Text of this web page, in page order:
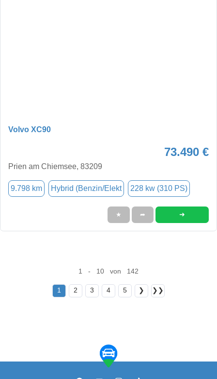
Volvo XC90
73.490 €
Prien am Chiemsee, 83209
9.798 km Hybrid (Benzin/Elekt 228 kw (310 PS)
★ ➦ ➜
1 - 10 von 142
1 2 3 4 5 ❯ ❯❯